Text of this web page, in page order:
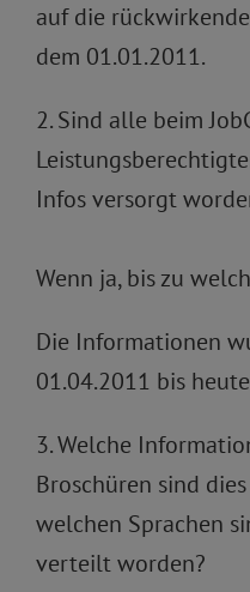
auf die
dem 01.01.2011.
2. Sind alle beim
Infos versorgt
Wenn ja, bis zu
Die Informationen
01.04.2011 bis
3. Welche
Broschüren sind
welchen Sprachen
verteilt worden?